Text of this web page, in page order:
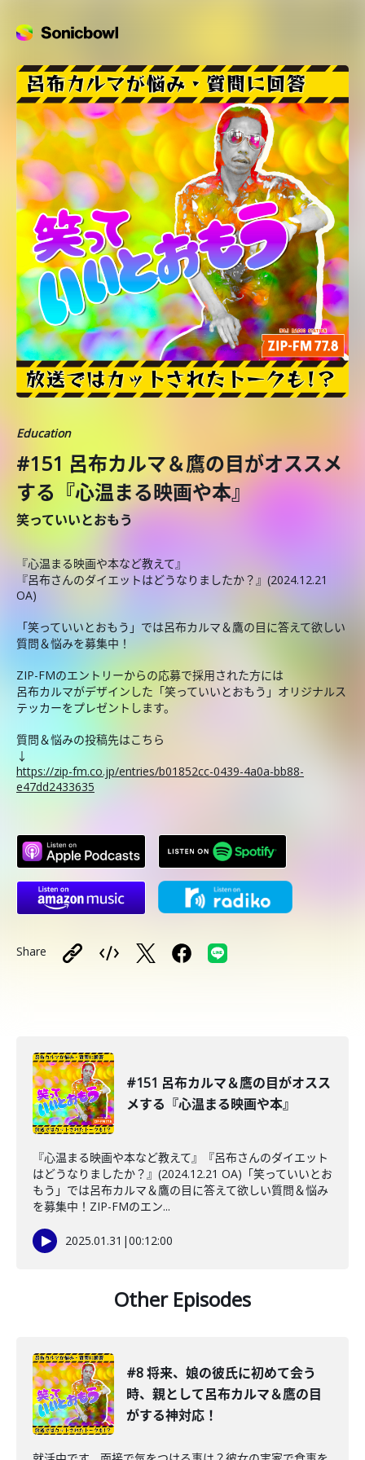
Education
#151 呂布カルマ＆鷹の目がオススメ
する『心温まる映画や本』
笑っていいとおもう
『心温まる映画や本など教えて』
『呂布さんのダイエットはどうなりましたか？』(2024.12.21
OA)
「笑っていいとおもう」では呂布カルマ＆鷹の目に答えて欲しい
質問＆悩みを募集中！
ZIP-FMのエントリーからの応募で採用された方には
呂布カルマがデザインした「笑っていいとおもう」オリジナルス
テッカーをプレゼントします。
質問＆悩みの投稿先はこちら
↓
https://zip-fm.co.jp/entries/b01852cc-0439-4a0a-bb88-
e47dd2433635
Share
#151 呂布カルマ＆鷹の目がオスス
メする『心温まる映画や本』
『心温まる映画や本など教えて』『呂布さんのダイエット
はどうなりましたか？』(2024.12.21 OA)「笑っていいとお
もう」では呂布カルマ＆鷹の目に答えて欲しい質問＆悩み
を募集中！ZIP-FMのエン...
2025.01.31 |00:12:00
Other Episodes
#8 将来、娘の彼氏に初めて会う
時、親として呂布カルマ＆鷹の目
がする神対応！